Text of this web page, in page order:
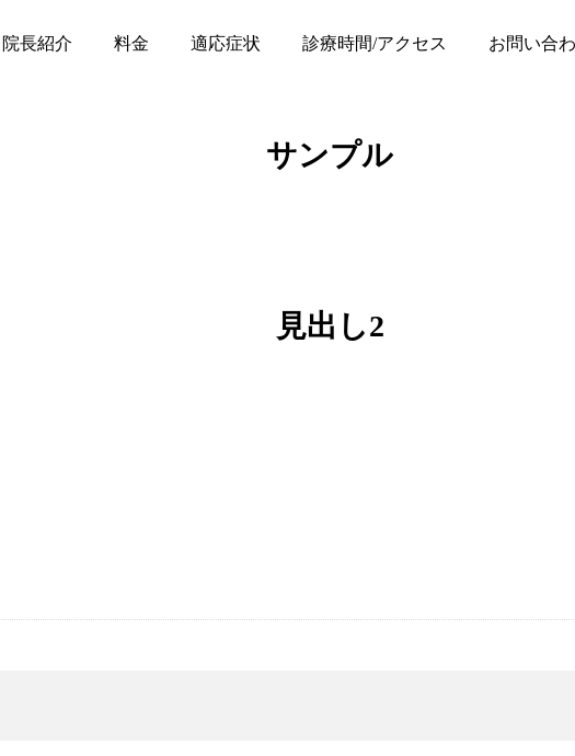
院長紹介 料金 適応症状 診療時間/アクセス お問い合
サンプル
見出し2